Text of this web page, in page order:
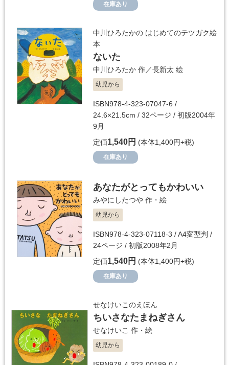
在庫あり
中川ひろたかの はじめてのテツガク絵
本
ないた
中川ひろたか 作／長新太 絵
幼児から
ISBN978-4-323-07047-6 /
24.6×21.5cm / 32ページ / 初版2004年
9月
定価1,540円 (本体1,400円+税)
在庫あり
あなたがとってもかわいい
みやにしたつや 作・絵
幼児から
ISBN978-4-323-07118-3 / A4変型判 /
24ページ / 初版2008年2月
定価1,540円 (本体1,400円+税)
在庫あり
せなけいこのえほん
ちいさなたまねぎさん
せなけいこ 作・絵
幼児から